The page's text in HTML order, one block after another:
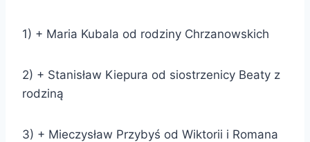
1) + Maria Kubala od rodziny Chrzanowskich
2) + Stanisław Kiepura od siostrzenicy Beaty z
rodziną
3) + Mieczysław Przybyś od Wiktorii i Romana